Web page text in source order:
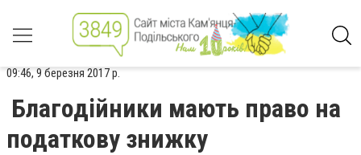
09:46, 9 березня 2017 р.
Благодійники мають право на
податкову знижку